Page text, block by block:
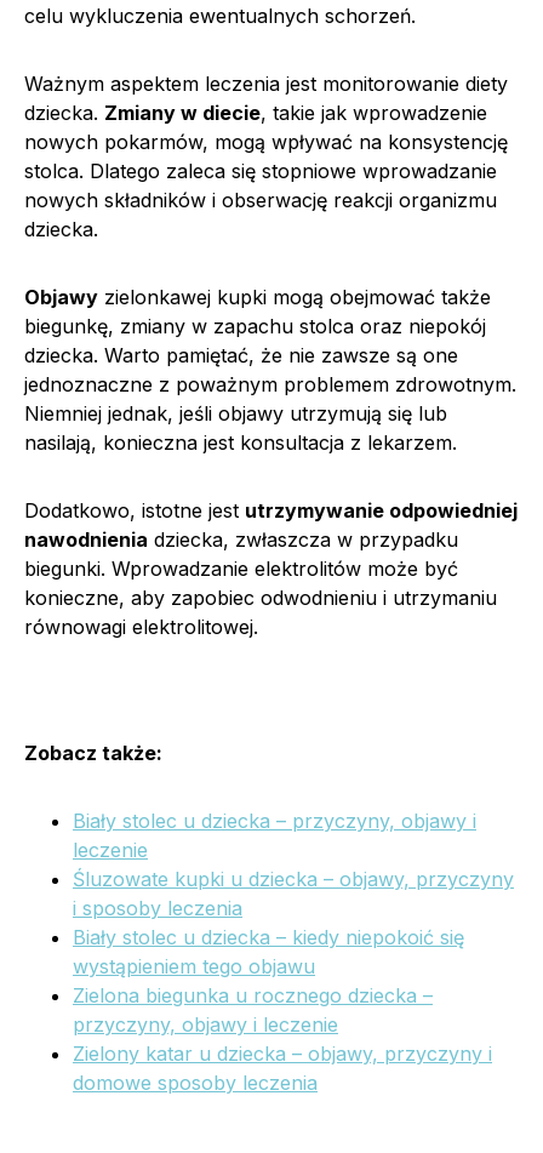
celu wykluczenia ewentualnych schorzeń.
Ważnym aspektem leczenia jest monitorowanie diety
dziecka. Zmiany w diecie, takie jak wprowadzenie
nowych pokarmów, mogą wpływać na konsystencję
stolca. Dlatego zaleca się stopniowe wprowadzanie
nowych składników i obserwację reakcji organizmu
dziecka.
Objawy zielonkawej kupki mogą obejmować także
biegunkę, zmiany w zapachu stolca oraz niepokój
dziecka. Warto pamiętać, że nie zawsze są one
jednoznaczne z poważnym problemem zdrowotnym.
Niemniej jednak, jeśli objawy utrzymują się lub
nasilają, konieczna jest konsultacja z lekarzem.
Dodatkowo, istotne jest utrzymywanie odpowiedniej
nawodnienia dziecka, zwłaszcza w przypadku
biegunki. Wprowadzanie elektrolitów może być
konieczne, aby zapobiec odwodnieniu i utrzymaniu
równowagi elektrolitowej.
Zobacz także:
Biały stolec u dziecka – przyczyny, objawy i
leczenie
Śluzowate kupki u dziecka – objawy, przyczyny
i sposoby leczenia
Biały stolec u dziecka – kiedy niepokoić się
wystąpieniem tego objawu
Zielona biegunka u rocznego dziecka –
przyczyny, objawy i leczenie
Zielony katar u dziecka – objawy, przyczyny i
domowe sposoby leczenia